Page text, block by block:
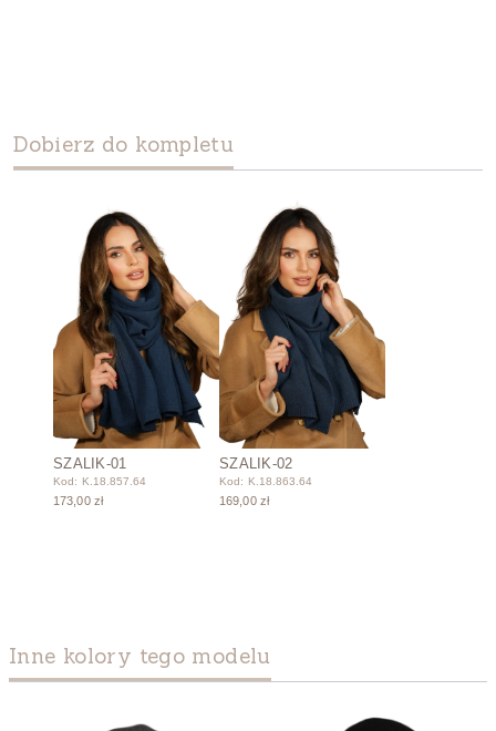
Dobierz do kompletu
SZALIK-01
Kod: K.18.857.64
173,00 zł
SZALIK-02
Kod: K.18.863.64
169,00 zł
Inne kolory tego modelu